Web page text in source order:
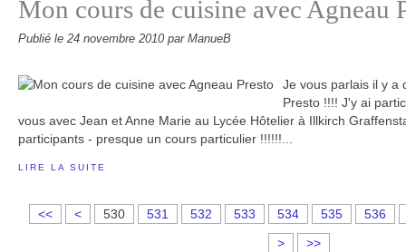
Mon cours de cuisine avec Agneau
Publié le 24 novembre 2010 par ManueB
Je vous parlais il y a
Presto !!!! J'y ai
vous avec Jean et Anne Marie au Lycée Hôtelier à Illkirch
participants - presque un cours particulier !!!!!!...
LIRE LA SUITE
<< <
5
5
5
530 531 532 533 534 535
536
>
>>